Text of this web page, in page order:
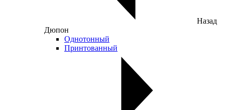
Назад
Дюпон
Однотонный
Принтованный